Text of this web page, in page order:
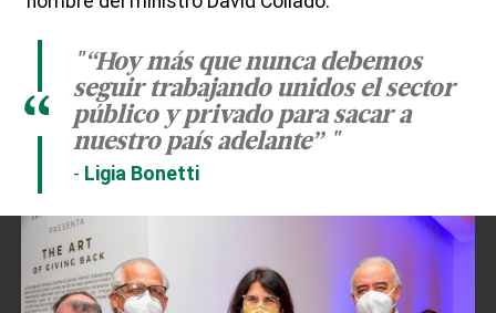
"“Hoy más que nunca debemos
seguir trabajando unidos el sector
público y privado para sacar a
nuestro país adelante” "
Ligia Bonetti
“